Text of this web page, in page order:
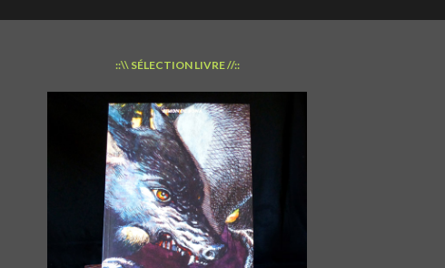
::\\ SÉLECTION LIVRE //::